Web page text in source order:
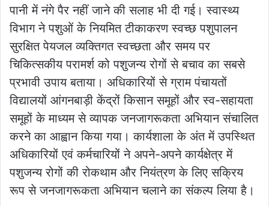
पानी में नंगे पैर नहीं जाने की सलाह भी दी गई। स्वास्थ्य
विभाग ने पशुओं के नियमित टीकाकरण स्वच्छ पशुपालन
सुरक्षित पेयजल व्यक्तिगत स्वच्छता और समय पर
चिकित्सकीय परामर्श को पशुजन्य रोगों से बचाव का सबसे
प्रभावी उपाय बताया। अधिकारियों से ग्राम पंचायतों
विद्यालयों आंगनबाड़ी केंद्रों किसान समूहों और स्व-सहायता
समूहों के माध्यम से व्यापक जनजागरूकता अभियान संचालित
करने का आह्वान किया गया। कार्यशाला के अंत में उपस्थित
अधिकारियों एवं कर्मचारियों ने अपने-अपने कार्यक्षेत्र में
पशुजन्य रोगों की रोकथाम और नियंत्रण के लिए सक्रिय
रूप से जनजागरूकता अभियान चलाने का संकल्प लिया है।